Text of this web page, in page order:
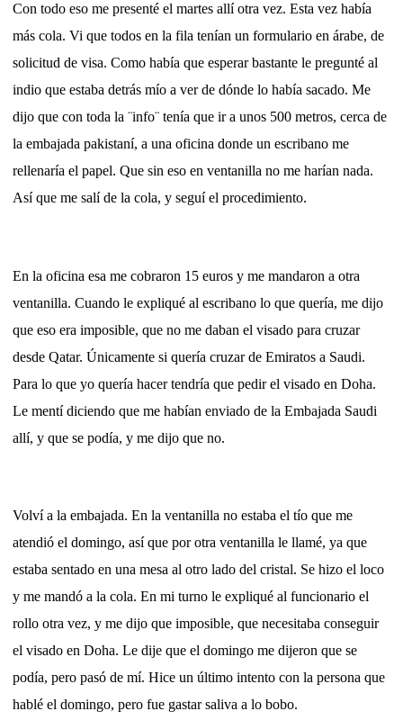
Con todo eso me presenté el martes allí otra vez. Esta vez había
más cola. Vi que todos en la fila tenían un formulario en árabe, de
solicitud de visa. Como había que esperar bastante le pregunté al
indio que estaba detrás mío a ver de dónde lo había sacado. Me
dijo que con toda la ¨info¨ tenía que ir a unos 500 metros, cerca de
la embajada pakistaní, a una oficina donde un escribano me
rellenaría el papel. Que sin eso en ventanilla no me harían nada.
Así que me salí de la cola, y seguí el procedimiento.
En la oficina esa me cobraron 15 euros y me mandaron a otra
ventanilla. Cuando le expliqué al escribano lo que quería, me dijo
que eso era imposible, que no me daban el visado para cruzar
desde Qatar. Únicamente si quería cruzar de Emiratos a Saudi.
Para lo que yo quería hacer tendría que pedir el visado en Doha.
Le mentí diciendo que me habían enviado de la Embajada Saudi
allí, y que se podía, y me dijo que no.
Volví a la embajada. En la ventanilla no estaba el tío que me
atendió el domingo, así que por otra ventanilla le llamé, ya que
estaba sentado en una mesa al otro lado del cristal. Se hizo el loco
y me mandó a la cola. En mi turno le expliqué al funcionario el
rollo otra vez, y me dijo que imposible, que necesitaba conseguir
el visado en Doha. Le dije que el domingo me dijeron que se
podía, pero pasó de mí. Hice un último intento con la persona que
hablé el domingo, pero fue gastar saliva a lo bobo.